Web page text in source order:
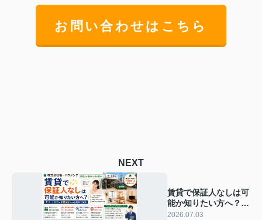
お問い合わせはこちら
NEXT
賃貸で保証人なしは可
能か知りたい方へ？ア
パート契約や家賃保証
2026.07.03